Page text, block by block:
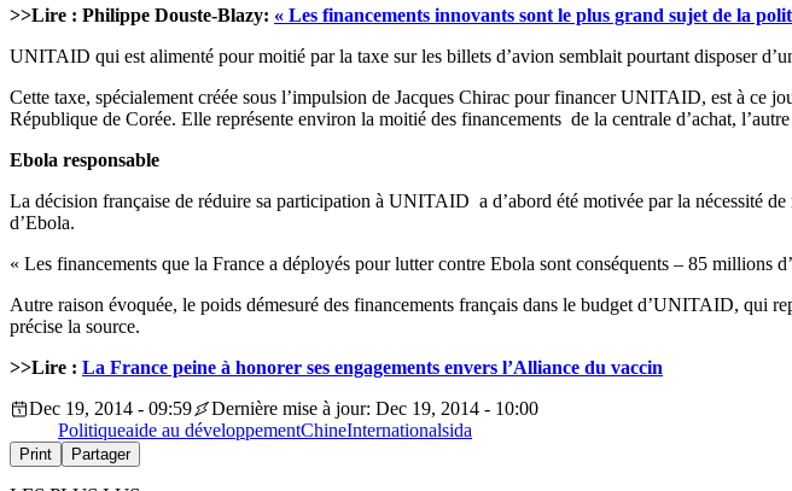
>>Lire : Philippe Douste-Blazy: « Les financements innovants sont le plus grand sujet de la
UNITAID qui est alimenté pour moitié par la taxe sur les billets d’avion semblait pourtant disposer
Cette taxe, spécialement créée sous l’impulsion de Jacques Chirac pour financer UNITAID, est à
République de Corée. Elle représente environ la moitié des financements de la centrale d’achat,
Ebola responsable
La décision française de réduire sa participation à UNITAID a d’abord été motivée par la nécessité
d’Ebola.
« Les financements que la France a déployés pour lutter contre Ebola sont conséquents – 85
Autre raison évoquée, le poids démesuré des financements français dans le budget d’UNITAID, qui
précise la source.
>>Lire : La France peine à honorer ses engagements envers l’Alliance du vaccin
Dec 19, 2014 - 09:59
Dernière mise à jour: Dec 19, 2014 - 10:00
Politiqueaide au développementChineInternationalsida
Print Partager